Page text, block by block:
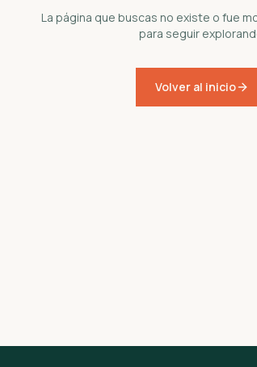
La página que buscas no existe o fue
para seguir
Volver al inicio